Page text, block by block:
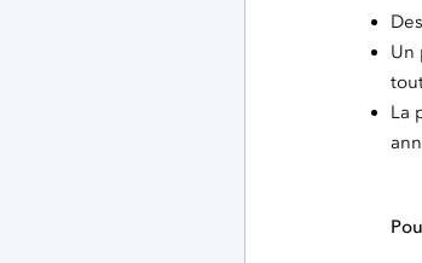
Un
La